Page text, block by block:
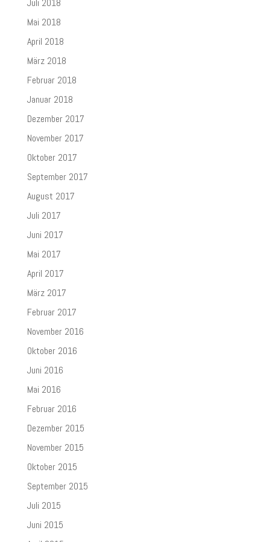
Mai 2018
April 2018
März 2018
Februar 2018
Januar 2018
Dezember 2017
November 2017
Oktober 2017
September 2017
August 2017
Juli 2017
Juni 2017
Mai 2017
April 2017
März 2017
Februar 2017
November 2016
Oktober 2016
Juni 2016
Mai 2016
Februar 2016
Dezember 2015
November 2015
Oktober 2015
September 2015
Juli 2015
Juni 2015